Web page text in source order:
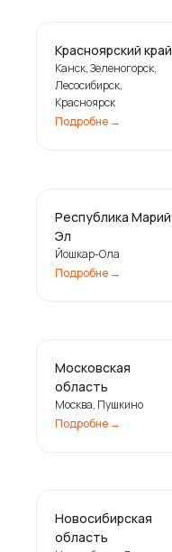
Красноярский край
Канск, Зеленогорск,
Лесосибирск,
Красноярск
Подробне ㅤ→
Московская
область
Москва, Пушкино
Подробне ㅤ→
Новосибирская
область
Республика Марий
Эл
Йошкар-Ола
Подробне ㅤ→